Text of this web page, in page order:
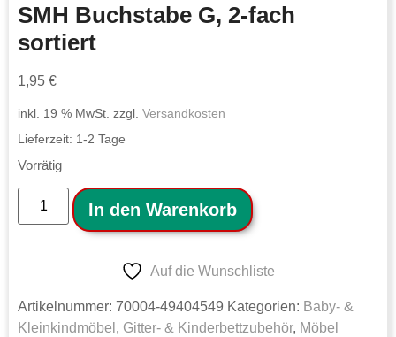
SMH Buchstabe G, 2-fach
sortiert
1,95 €
inkl. 19 % MwSt. zzgl. Versandkosten
Lieferzeit: 1-2 Tage
Vorrätig
In den Warenkorb
Auf die Wunschliste
Artikelnummer: 70004-49404549 Kategorien: Baby- &
Kleinkindmöbel , Gitter- & Kinderbettzubehör, Möbel